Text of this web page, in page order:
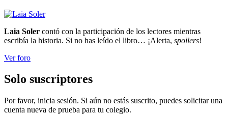
Laia Soler contó con la participación de los lectores mientras
escribía la historia. Si no has leído el libro… ¡Alerta, spoilers!
Ver foro
Solo suscriptores
Por favor, inicia sesión. Si aún no estás suscrito, puedes solicitar una
cuenta nueva de prueba para tu colegio.